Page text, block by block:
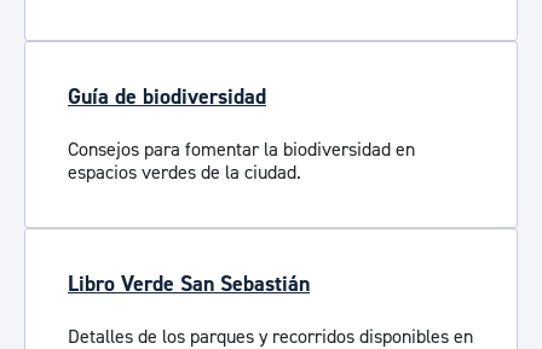
Guía de biodiversidad
Consejos para fomentar la biodiversidad en
espacios verdes de la ciudad.
Libro Verde San Sebastián
Detalles de los parques y recorridos disponibles en